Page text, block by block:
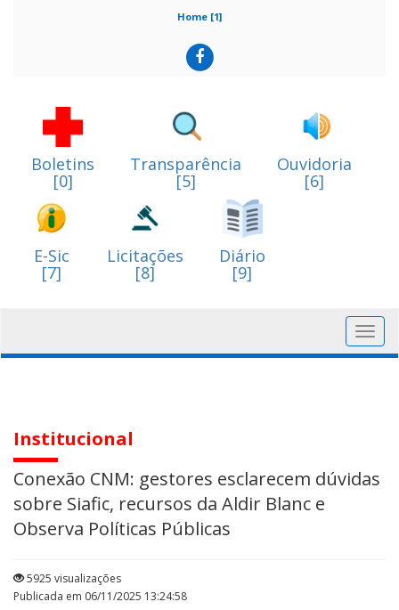
Home [1]
Boletins
[0]
Transparência
[5]
Ouvidoria
[6]
E-Sic
[7]
Licitações
[8]
Diário
[9]
Institucional
Conexão CNM: gestores esclarecem dúvidas
sobre Siafic, recursos da Aldir Blanc e
Observa Políticas Públicas
5925 visualizações
Publicada em 06/11/2025 13:24:58